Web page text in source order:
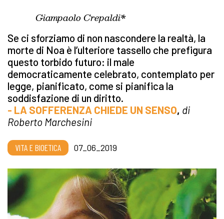
Giampaolo Crepaldi*
Se ci sforziamo di non nascondere la realtà, la
morte di Noa è l’ulteriore tassello che prefigura
questo torbido futuro: il male
democraticamente celebrato, contemplato per
legge, pianificato, come si pianifica la
soddisfazione di un diritto.
- LA SOFFERENZA CHIEDE UN SENSO, di
Roberto Marchesini
VITA E BIOETICA 07_06_2019